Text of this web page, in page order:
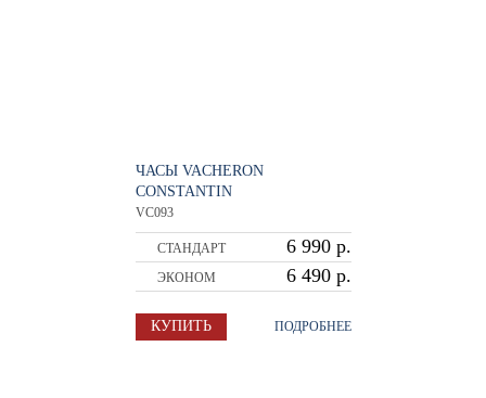
ЧАСЫ VACHERON
CONSTANTIN
VC093
СТАНДАРТ 6 990 р.
ЭКОНОМ 6 490 р.
ПОДРОБНЕЕ
КУПИТЬ